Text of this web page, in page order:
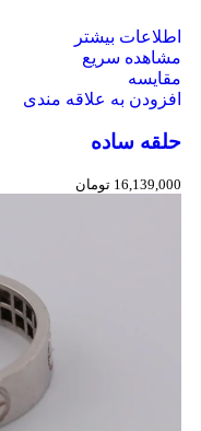
اطلاعات بیشتر
مشاهده سریع
مقایسه
افزودن به علاقه مندی
حلقه ساده
16,139,000 تومان